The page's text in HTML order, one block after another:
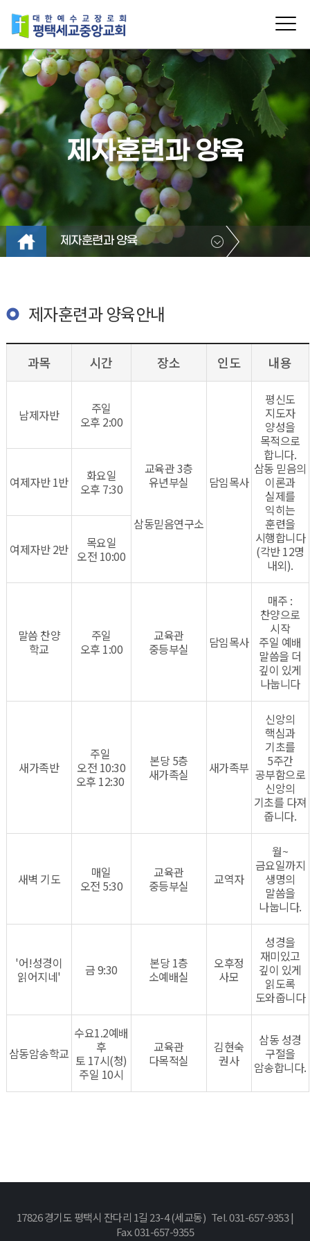
제자훈련과 양육
제자훈련과 양육
제자훈련과 양육안내
과목 시간 장소 인도 내용
남제자반
주일
오후 2:00
교육관 3층
유년부실
삼동믿음연구소
담임목사
평신도
지도자
양성을
목적으로
합니다.
삼동 믿음의
이론과
실제를
익히는
훈련을
시행합니다
(각반 12명
내외).
여제자반 1반
화요일
오후 7:30
여제자반 2반
목요일
오전 10:00
말씀 찬양
학교
주일
오후 1:00
​교육관
중등부실​
담임목사
매주 :
찬양으로
시작
주일 예배
말씀을 더
깊이 있게
나눕니다
새가족반
주일
오전 10:30​
오후 12:30
본당 5층
새가족실
새가족부
신앙의
핵심과
기초를
5주간
공부함으로
신앙의
기초를 다져
줍니다.
새벽 기도
매일
오전 5:30
교육관
중등부실
교역자
월~
금요일까지
생명의
말씀을
나눕니다.
'어!성경이
읽어지네'
금 9:30
본당 1층
소예배실
오후정
사모
성경을
재미있고
깊이 있게
읽도록
도와줍니다
삼동암송학교
수요1.2예배
후
토 17시(청)
주일 10시
교육관
다목적실
김현숙
권사
삼동 성경
구절을
암송합니다.
17826 경기도 평택시 잔다리 1길 23-4 (세교동) Tel. 031-657-9353 |
Fax. 031-657-9355